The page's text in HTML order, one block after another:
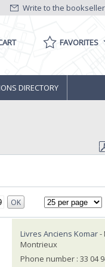
Write to the
FAVORITES
DIRECTORY
OK
Livres Anciens Komar-
Montrieux
Phone number : 33 04